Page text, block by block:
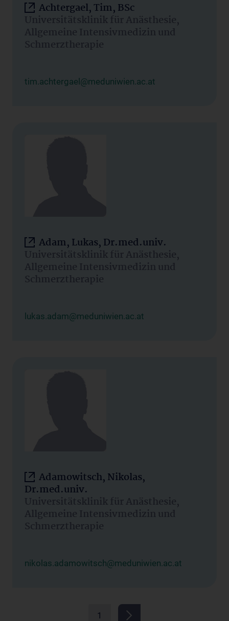
Achtergael, Tim, BSc
Universitätsklinik für Anästhesie,
Allgemeine Intensivmedizin und
Schmerztherapie
tim.achtergael@meduniwien.ac.at
Adam, Lukas, Dr.med.univ.
Universitätsklinik für Anästhesie,
Allgemeine Intensivmedizin und
Schmerztherapie
lukas.adam@meduniwien.ac.at
Adamowitsch, Nikolas,
Dr.med.univ.
Universitätsklinik für Anästhesie,
Allgemeine Intensivmedizin und
Schmerztherapie
nikolas.adamowitsch@meduniwien.ac.at
1